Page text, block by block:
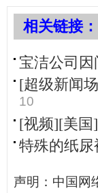
相关链接：
宝洁公司
[超级新闻
10
[视频][美国
特殊的纸尿
声明：中国网